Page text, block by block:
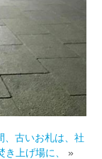
、古いお札は、社
き上げ場に、
»